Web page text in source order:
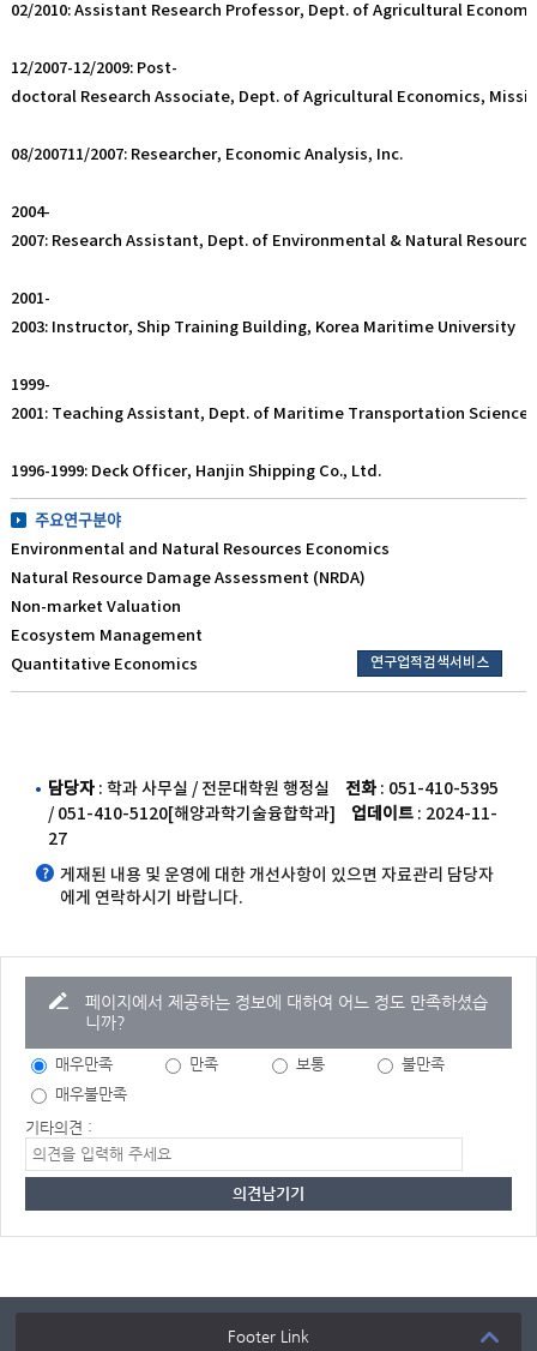
02/2010: Assistant Research Professor, Dept. of Agricultural
12/2007-12/2009: Post-
doctoral Research Associate, Dept. of Agricultural Economics,
08/200711/2007: Researcher, Economic Analysis, Inc.
2004-
2007: Research Assistant, Dept. of Environmental & Natural
2001-
2003: Instructor, Ship Training Building, Korea Maritime University
1999-
2001: Teaching Assistant, Dept. of Maritime Transportation
1996-1999: Deck Officer, Hanjin Shipping Co., Ltd.
주요연구분야
Environmental and Natural Resources Economics
Natural Resource Damage Assessment (NRDA)
Non-market Valuation
Ecosystem Management
Quantitative Economics
연구업적검색서비스
담당자 : 학과 사무실 / 전문대학원 행정실 전화 : 051-410-5395
/ 051-410-5120[해양과학기술융합학과]
업데이트 : 2024-11-
27
게재된 내용 및 운영에 대한 개선사항이 있으면 자료관리 담당자
에게 연락하시기 바랍니다.
페이지에서 제공하는 정보에 대하여 어느 정도 만족하셨습
니까?
매우만족 만족 보통
불만족
매우불만족
기타의견 :
Footer Link